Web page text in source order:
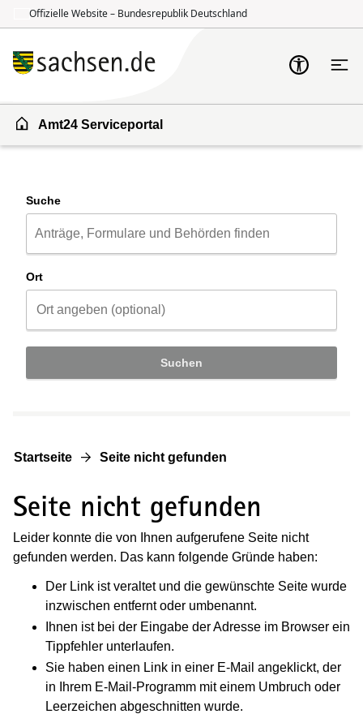
Offizielle Website – Bundesrepublik Deutschland
Amt24 Serviceportal
Suche
Ort
Suchen
Startseite Seite nicht gefunden
Seite nicht gefunden
Leider konnte die von Ihnen aufgerufene Seite nicht
gefunden werden. Das kann folgende Gründe haben:
Der Link ist veraltet und die gewünschte Seite wurde
inzwischen entfernt oder umbenannt.
Ihnen ist bei der Eingabe der Adresse im Browser ein
Tippfehler unterlaufen.
Sie haben einen Link in einer E-Mail angeklickt, der
in Ihrem E-Mail-Programm mit einem Umbruch oder
Leerzeichen abgeschnitten wurde.